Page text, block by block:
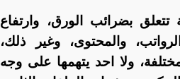
تتعلق بضرائب الورق، وارتفاع
والمحتوى، وغير ذلك،
ولا احد يتهمها على وجه